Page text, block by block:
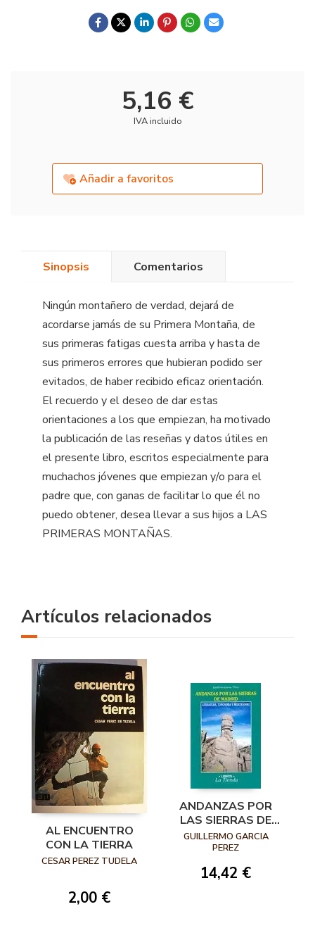
5,16 €
IVA incluido
Añadir a favoritos
Sinopsis Comentarios
Ningún montañero de verdad, dejará de
acordarse jamás de su Primera Montaña, de
sus primeras fatigas cuesta arriba y hasta de
sus primeros errores que hubieran podido ser
evitados, de haber recibido eficaz orientación.
El recuerdo y el deseo de dar estas
orientaciones a los que empiezan, ha motivado
la publicación de las reseñas y datos útiles en
el presente libro, escritos especialmente para
muchachos jóvenes que empiezan y/o para el
padre que, con ganas de facilitar lo que él no
puedo obtener, desea llevar a sus hijos a LAS
PRIMERAS MONTAÑAS.
Artículos relacionados
AL ENCUENTRO
CON LA TIERRA
CESAR PEREZ TUDELA
2,00 €
ANDANZAS POR
LAS SIERRAS DE
MADRID.
LITERATURA
TOPONIMIA Y
MONTAÑISMO
GUILLERMO GARCIA
PEREZ
14,42 €